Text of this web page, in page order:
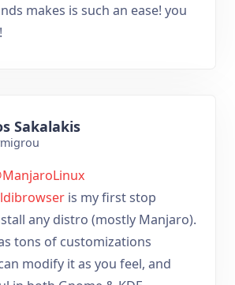
makes is such an ease! you
Sakalakis
is my first stop
any distro (mostly Manjaro).
tons of customizations
modify it as you feel, and